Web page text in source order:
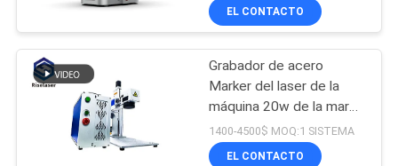
Cortadora del laser
de la fibra de la
EL CONTACTO
Grabador de acero
Marker del laser de la
máquina 20w de la marca
del laser de la fibra del
metal
1400-4500$ MOQ:1 SISTEMA
EL CONTACTO